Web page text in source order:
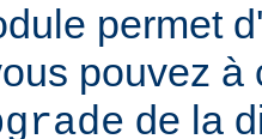
permet
pouvez à
de la